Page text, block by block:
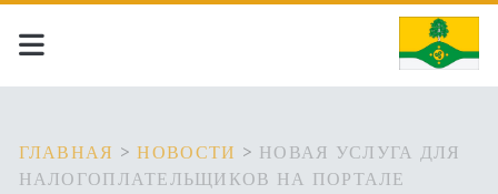
ГЛАВНАЯ >НОВОСТИ > НОВАЯ УСЛУГА ДЛЯ
НАЛОГОПЛАТЕЛЬЩИКОВ НА ПОРТАЛЕ